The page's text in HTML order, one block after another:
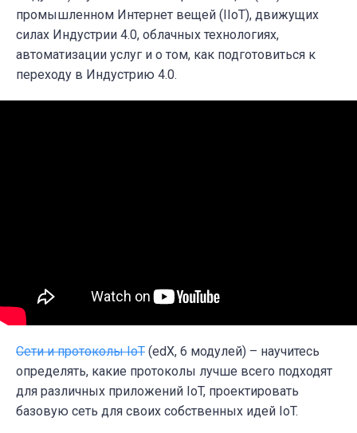
промышленном Интернет вещей (IIoT), движущих
силах Индустрии 4.0, облачных технологиях,
автоматизации услуг и о том, как подготовиться к
переходу в Индустрию 4.0.
Сети и протоколы IoT (edX, 6 модулей) – научитесь
определять, какие протоколы лучше всего подходят
для различных приложений IoT, проектировать
базовую сеть для своих собственных идей IoT.